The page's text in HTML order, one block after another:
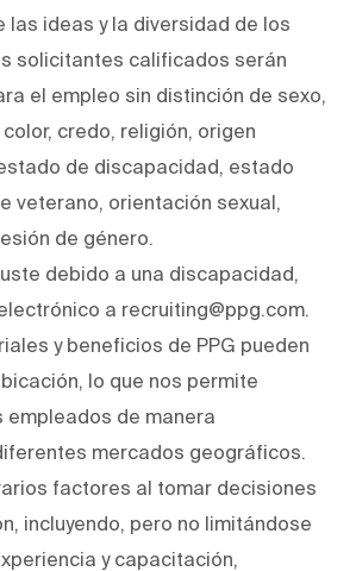
las ideas y la diversidad de los
solicitantes calificados serán
el empleo sin distinción de sexo,
credo, religión, origen
de discapacidad, estado
veterano, orientación sexual,
de género.
debido a una discapacidad,
a recruiting@ppg.com.
y beneficios de PPG pueden
lo que nos permite
empleados de manera
mercados geográficos.
factores al tomar decisiones
incluyendo, pero no limitándose
y capacitación,